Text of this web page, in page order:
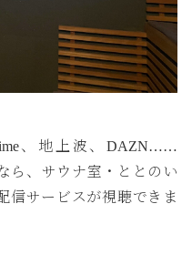
、地上波、DAZN……
ら、サウナ室・ととのい
信サービスが視聴できま